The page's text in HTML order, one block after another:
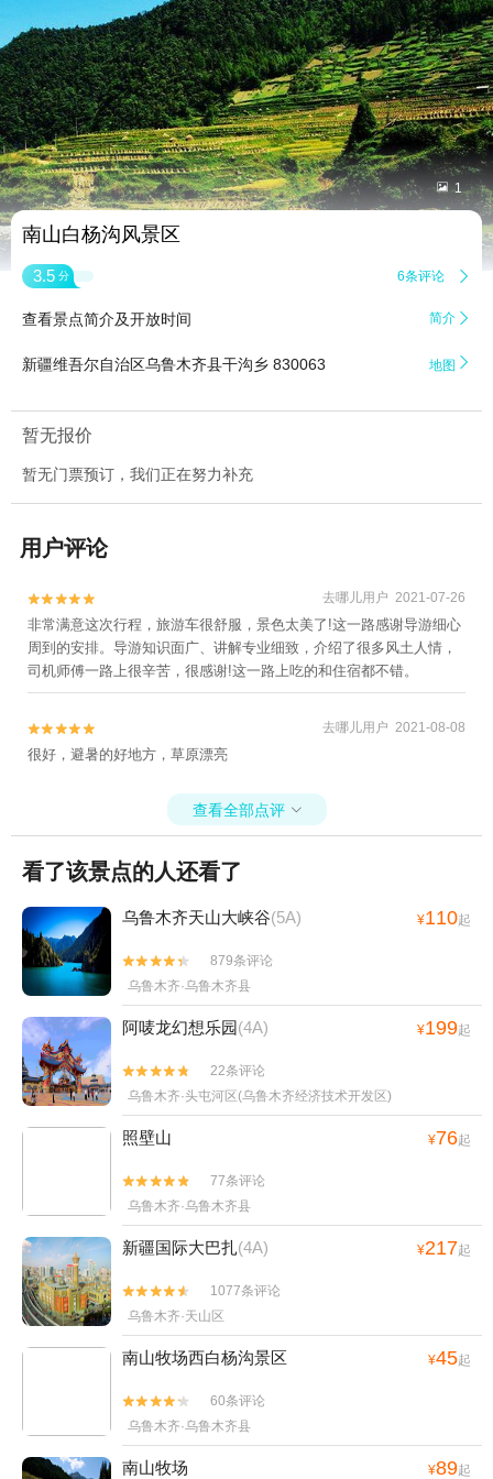
 1
南山白杨沟风景区
3.5 分 6条评论 
查看景点简介及开放时间 简介 
新疆维吾尔自治区乌鲁木齐县干沟乡 830063 地图 
暂无报价
暂无门票预订，我们正在努力补充
用户评论

 去哪儿用户 2021-07-26
非常满意这次行程，旅游车很舒服，景色太美了!这一路感谢导游细心
周到的安排。导游知识面广、讲解专业细致，介绍了很多风土人情，
司机师傅一路上很辛苦，很感谢!这一路上吃的和住宿都不错。

 去哪儿用户 2021-08-08
很好，避暑的好地方，草原漂亮
查看全部点评 
看了该景点的人还看了
乌鲁木齐天山大峡谷(5A) ¥110起


879条评论
乌鲁木齐·乌鲁木齐县
阿唛龙幻想乐园(4A) ¥199起


22条评论
乌鲁木齐·头屯河区(乌鲁木齐经济技术开发区)
照壁山 ¥76起


77条评论
乌鲁木齐·乌鲁木齐县
新疆国际大巴扎(4A) ¥217起


1077条评论
乌鲁木齐·天山区
南山牧场西白杨沟景区 ¥45起


60条评论
乌鲁木齐·乌鲁木齐县
南山牧场 ¥89起
